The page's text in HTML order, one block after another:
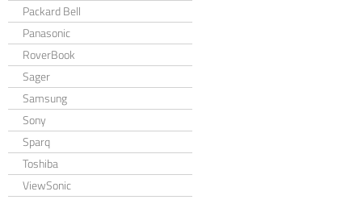
Packard Bell
Panasonic
RoverBook
Sager
Samsung
Sony
Sparq
Toshiba
ViewSonic